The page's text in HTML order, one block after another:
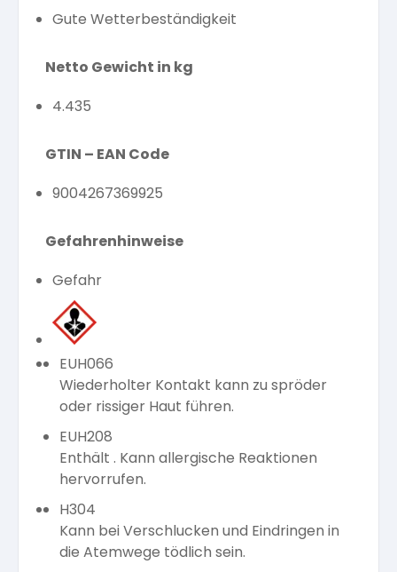
Gute Wetterbeständigkeit
Netto Gewicht in kg
4.435
GTIN – EAN Code
9004267369925
Gefahrenhinweise
Gefahr
EUH066
Wiederholter Kontakt kann zu spröder
oder rissiger Haut führen.
EUH208
Enthält . Kann allergische Reaktionen
hervorrufen.
H304
Kann bei Verschlucken und Eindringen in
die Atemwege tödlich sein.